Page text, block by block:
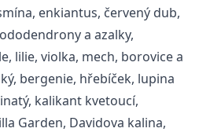
enkiantus, červený dub,
a azalky,
lilie, violka, mech, borovice a
bergenie, hřebíček, lupina
kalikant kvetoucí,
Garden, Davidova kalina,